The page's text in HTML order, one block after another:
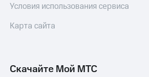
Условия использования сервиса
Карта сайта
Скачайте Мой МТС